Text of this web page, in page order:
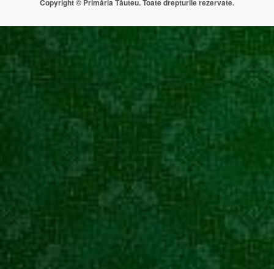
Copyright © Primăria Tăuteu. Toate drepturile rezervate.